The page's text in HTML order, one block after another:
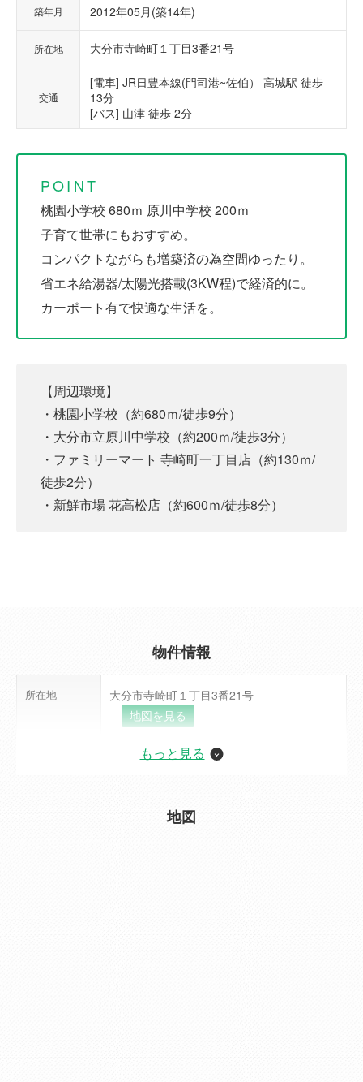
築年月 2012年05月(築14年)
所在地 大分市寺崎町１丁目3番21号
交通
[電車] JR日豊本線(門司港~佐伯） 高城駅 徒歩
13分
[バス] 山津 徒歩 2分
POINT
桃園小学校 680ｍ 原川中学校 200ｍ
子育て世帯にもおすすめ。
コンパクトながらも増築済の為空間ゆったり。
省エネ給湯器/太陽光搭載(3KW程)で経済的に。
カーポート有で快適な生活を。
【周辺環境】
・桃園小学校（約680ｍ/徒歩9分）
・大分市立原川中学校（約200ｍ/徒歩3分）
・ファミリーマート 寺崎町一丁目店（約130ｍ/
徒歩2分）
・新鮮市場 花高松店（約600ｍ/徒歩8分）
物件情報
所在地 大分市寺崎町１丁目3番21号
地図を見る
2,280万円ローンシミュレーション
もっと見る
地図